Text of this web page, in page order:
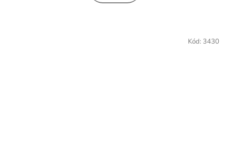
Kód: 3430